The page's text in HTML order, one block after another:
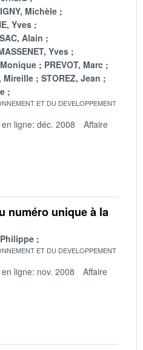
Michèle
Yves
Alain
Yves
PREVOT, Marc
Mireille
STOREZ, Jean
ET DU DEVELOPPEMENT
ligne: déc. 2008
Affaire
numéro unique à la
ET DU DEVELOPPEMENT
ligne: nov. 2008
Affaire